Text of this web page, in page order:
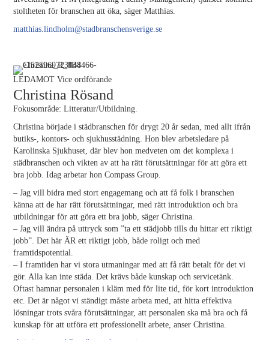
stoltheten för branschen att öka, säger Matthias.
matthias.lindholm@stadbranschensverige.se
LEDAMOT Vice ordförande
Christina Rösand
Fokusområde: Litteratur/Utbildning.
Christina började i städbranschen för drygt 20 år sedan, med allt ifrån
butiks-, kontors- och sjukhusstädning. Hon blev arbetsledare på
Karolinska Sjukhuset, där blev hon medveten om det komplexa i
städbranschen och vikten av att ha rätt förutsättningar för att göra ett
bra jobb. Idag arbetar hon Compass Group.
– Jag vill bidra med stort engagemang och att få folk i branschen
känna att de har rätt förutsättningar, med rätt introduktion och bra
utbildningar för att göra ett bra jobb, säger Christina.
– Jag vill ändra på uttryck som ”ta ett städjobb tills du hittar ett riktigt
jobb”. Det här ÄR ett riktigt jobb, både roligt och med
framtidspotential.
– I framtiden har vi stora utmaningar med att få rätt betalt för det vi
gör. Alla kan inte städa. Det krävs både kunskap och servicetänk.
Oftast hamnar personalen i kläm med för lite tid, för kort introduktion
etc. Det är något vi ständigt måste arbeta med, att hitta effektiva
lösningar trots svåra förutsättningar, att personalen ska må bra och få
kunskap för att utföra ett professionellt arbete, anser Christina.